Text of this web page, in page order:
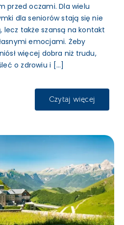
przed oczami. Dla wielu
dla seniorów stają się nie
lecz także szansą na kontakt
emocjami. Żeby
więcej dobra niż trudu,
o zdrowiu i [...]
Czytaj więcej